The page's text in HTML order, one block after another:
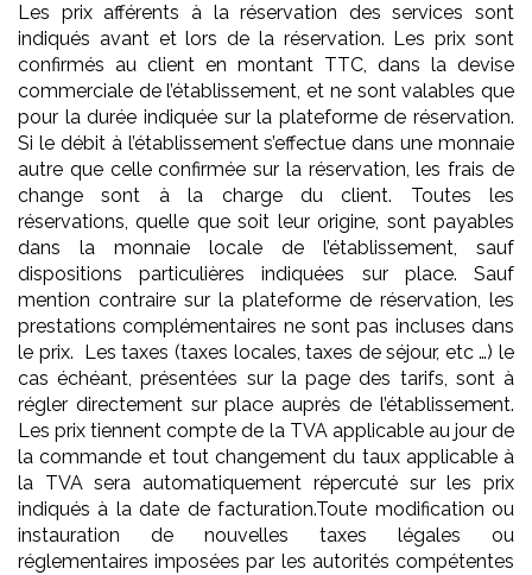
Les prix afférents à la réservation des services sont
indiqués avant et lors de la réservation. Les prix sont
confirmés au client en montant TTC, dans la devise
commerciale de l’établissement, et ne sont valables que
pour la durée indiquée sur la plateforme de réservation.
Si le débit à l’établissement s’effectue dans une monnaie
autre que celle confirmée sur la réservation, les frais de
change sont à la charge du client. Toutes les
réservations, quelle que soit leur origine, sont payables
dans la monnaie locale de l’établissement, sauf
dispositions particulières indiquées sur place. Sauf
mention contraire sur la plateforme de réservation, les
prestations complémentaires ne sont pas incluses dans
le prix. Les taxes (taxes locales, taxes de séjour, etc …) le
cas échéant, présentées sur la page des tarifs, sont à
régler directement sur place auprès de l’établissement.
Les prix tiennent compte de la TVA applicable au jour de
la commande et tout changement du taux applicable à
la TVA sera automatiquement répercuté sur les prix
indiqués à la date de facturation.Toute modification ou
instauration de nouvelles taxes légales ou
réglementaires imposées par les autorités compétentes